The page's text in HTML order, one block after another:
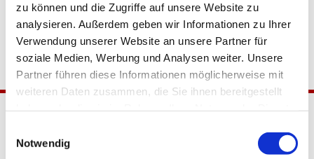
zu können und die Zugriffe auf unsere Website zu
analysieren. Außerdem geben wir Informationen zu Ihrer
Verwendung unserer Website an unsere Partner für
soziale Medien, Werbung und Analysen weiter. Unsere
Partner führen diese Informationen möglicherweise mit
weiteren Daten zusammen, die Sie ihnen bereitgestellt
Notwendig